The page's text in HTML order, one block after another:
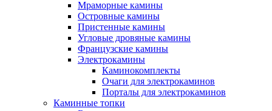
Мраморные камины
Островные камины
Пристенные камины
Угловые дровяные камины
Французские камины
Электрокамины
Каминокомплекты
Очаги для электрокаминов
Порталы для электрокаминов
Каминные топки